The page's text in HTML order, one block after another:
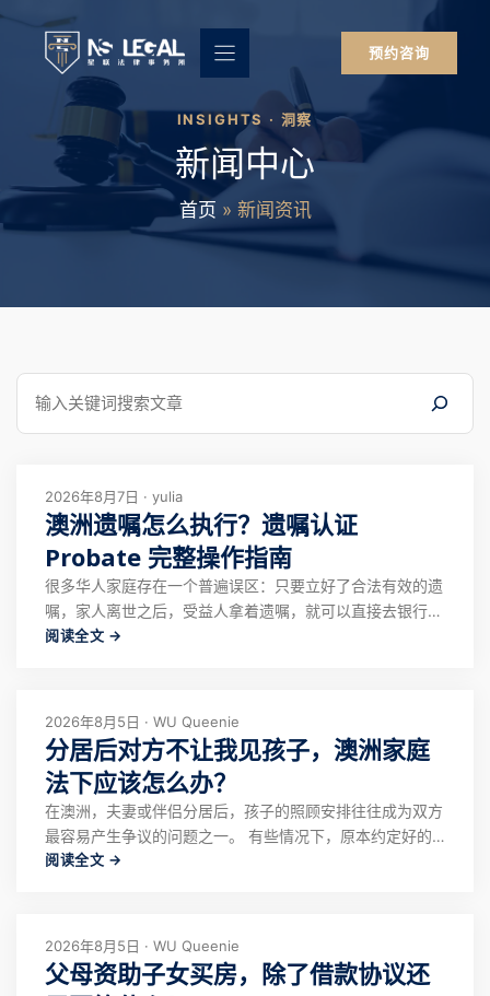
跳
预约咨询
INSIGHTS · 洞察
新闻中心
首页 » 新闻资讯
搜
2026年8月7日 · yulia
澳洲遗嘱怎么执行？遗嘱认证
Probate 完整操作指南
很多华人家庭存在一个普遍误区：只要立好了合法有效的遗
嘱，家人离世之后，受益人拿着遗嘱，就可以直接去银行、
土地局办理资产过户、取钱。 但在澳洲法律体系之下，遗
会仅凭一份遗嘱原件就配合解冻、过户资产。
阅读全文 →
2026年8月5日 · WU Queenie
分居后对方不让我见孩子，澳洲家庭
法下应该怎么办？
在澳洲，夫妻或伴侣分居后，孩子的照顾安排往往成为双方
最容易产生争议的问题之一。 有些情况下，原本约定好的
探视时间被取消，一方不回复信息、不配合交接，甚至表示
求对方配合。但这些做法并不一定能够解决问
阅读全文 →
2026年8月5日 · WU Queenie
父母资助子女买房，除了借款协议还